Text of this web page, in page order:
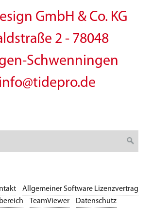
GmbH & Co. KG
2 - 78048
Schwenningen
Allgemeiner Software Lizenzvertrag
TeamViewer Datenschutz